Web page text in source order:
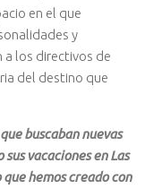
en el que
y
los directivos de
del destino que
buscaban nuevas
vacaciones en Las
hemos creado con